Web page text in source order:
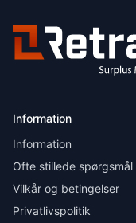
Information
Information
Ofte stillede spørgsmål
Vilkår og betingelser
Privatlivspolitik